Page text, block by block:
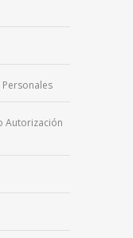
Autorización